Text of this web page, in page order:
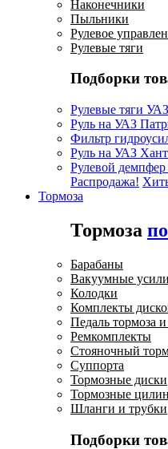
Наконечники
Пыльники
Рулевое
Рулевые тяги
Подборки
Рулевые тяги
Руль на УАЗ
Фильтр
Руль на УАЗ
Рулевой
Распродажа!
Тормоза
Тормоза
Барабаны
Вакуумные
Колодки
Комплекты
Педаль тормоза
Ремкомплекты
Стояночный
Суппорта
Тормозные диски
Тормозные
Шланги и трубки
Подборки